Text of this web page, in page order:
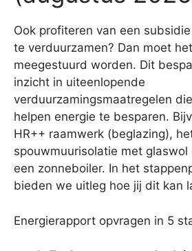
Ook profiteren van een
te verduurzamen? Dan moet
meegestuurd worden. Dit
inzicht in uiteenlopende
verduurzamingsmaatregelen
helpen energie te besparen.
HR++ raamwerk (beglazing),
spouwmuurisolatie met
een zonneboiler. In het
bieden we uitleg hoe jij dit kan
Energierapport opvragen in 5